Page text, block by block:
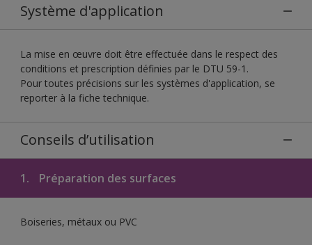
Système d'application
La mise en œuvre doit être effectuée dans le respect des
conditions et prescription définies par le DTU 59-1.
Pour toutes précisions sur les systèmes d'application, se
reporter à la fiche technique.
Conseils d’utilisation
1. Préparation des surfaces
Boiseries, métaux ou PVC